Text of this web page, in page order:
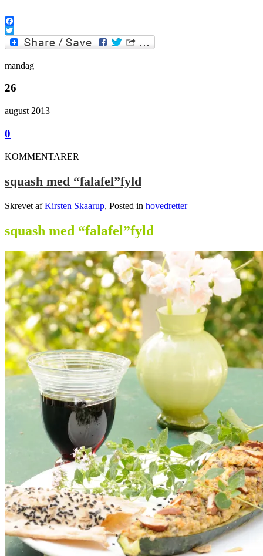
Facebook
Twitter
mandag
26
august 2013
0
KOMMENTARER
squash med “falafel”fyld
Skrevet afKirsten Skaarup, Posted in hovedretter
squash med “falafel”fyld